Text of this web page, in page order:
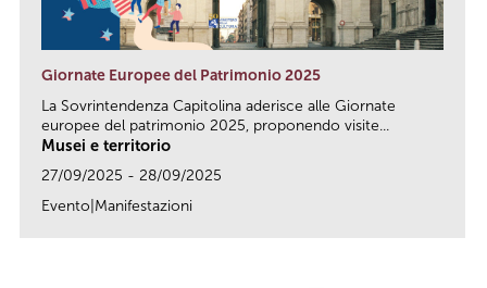
Giornate Europee del Patrimonio 2025
La Sovrintendenza Capitolina aderisce alle Giornate
europee del patrimonio 2025, proponendo visite...
Musei e territorio
27/09/2025 - 28/09/2025
Evento|Manifestazioni